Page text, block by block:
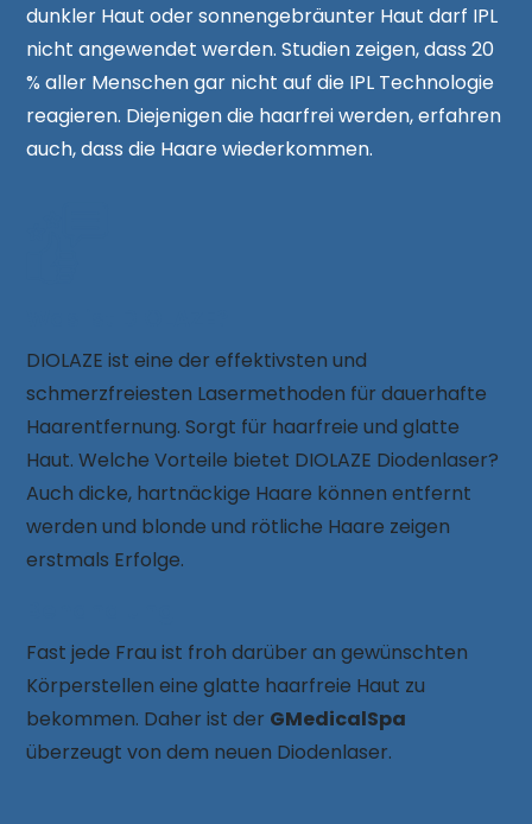
dunkler Haut oder sonnengebräunter Haut darf IPL
nicht angewendet werden. Studien zeigen, dass 20
% aller Menschen gar nicht auf die IPL Technologie
reagieren. Diejenigen die haarfrei werden, erfahren
auch, dass die Haare wiederkommen.
DIOLAZE ist eine der effektivsten und
schmerzfreiesten Lasermethoden für dauerhafte
Haarentfernung. Sorgt für haarfreie und glatte
Haut. Welche Vorteile bietet DIOLAZE Diodenlaser?
Auch dicke, hartnäckige Haare können entfernt
werden und blonde und rötliche Haare zeigen
erstmals Erfolge.
Fast jede Frau ist froh darüber an gewünschten
Körperstellen eine glatte haarfreie Haut zu
bekommen. Daher ist der GMedicalSpa
überzeugt von dem neuen Diodenlaser.